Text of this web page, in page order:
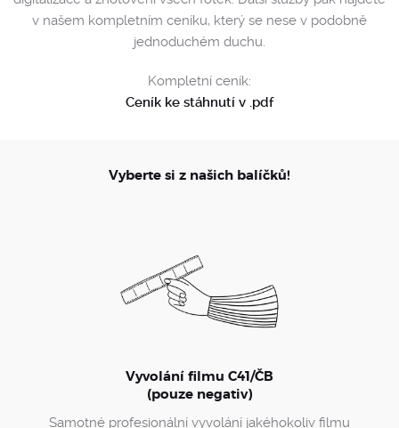
v našem kompletním ceníku, který se nese v podobně
jednoduchém duchu.
Kompletní ceník:
Ceník ke stáhnutí v .pdf
Vyberte si z našich balíčků!
Vyvolání filmu C41/ČB
(pouze negativ)
Samotné profesionální vyvolání jakéhokoliv filmu